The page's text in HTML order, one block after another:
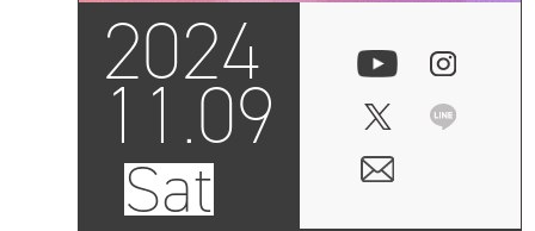
2024
11.09
Sat